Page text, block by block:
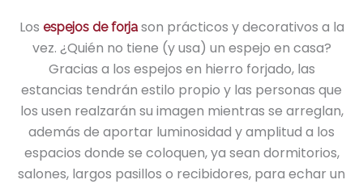
Los espejos de forjason prácticos y decorativos a la
vez. ¿Quién no tiene (y usa) un espejo en casa?
Gracias a los espejos en hierro forjado, las
estancias tendrán estilo propio y las personas que
los usen realzarán su imagen mientras se arreglan,
además de aportar luminosidad y amplitud a los
espacios donde se coloquen, ya sean dormitorios,
salones, largos pasillos o recibidores, para echar un